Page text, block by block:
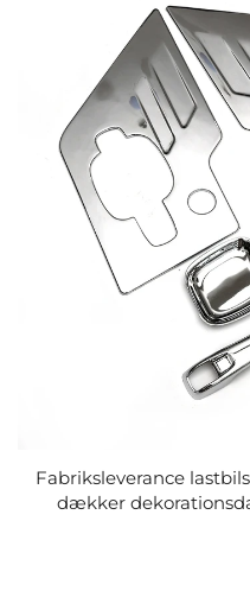
Fabriksleverance
dækker